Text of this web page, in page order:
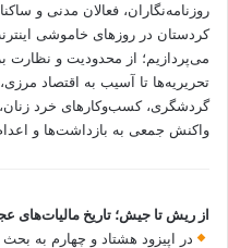
روزنامه‌نگاران، فعالان مدنی و
کردستان در روزهای خاموشی
می‌پردازیم؛ از محدودیت و نظارت
تحریریه‌ها تا آسیب به اقتصاد مرزی،
گردشگری، کسب‌وکارهای خرد
واکنش جمعی به بازداشت‌ها و
از ریش تا جیش؛ تاریخ مالیات‌های
در اپیزود هشتاد و چهارم به